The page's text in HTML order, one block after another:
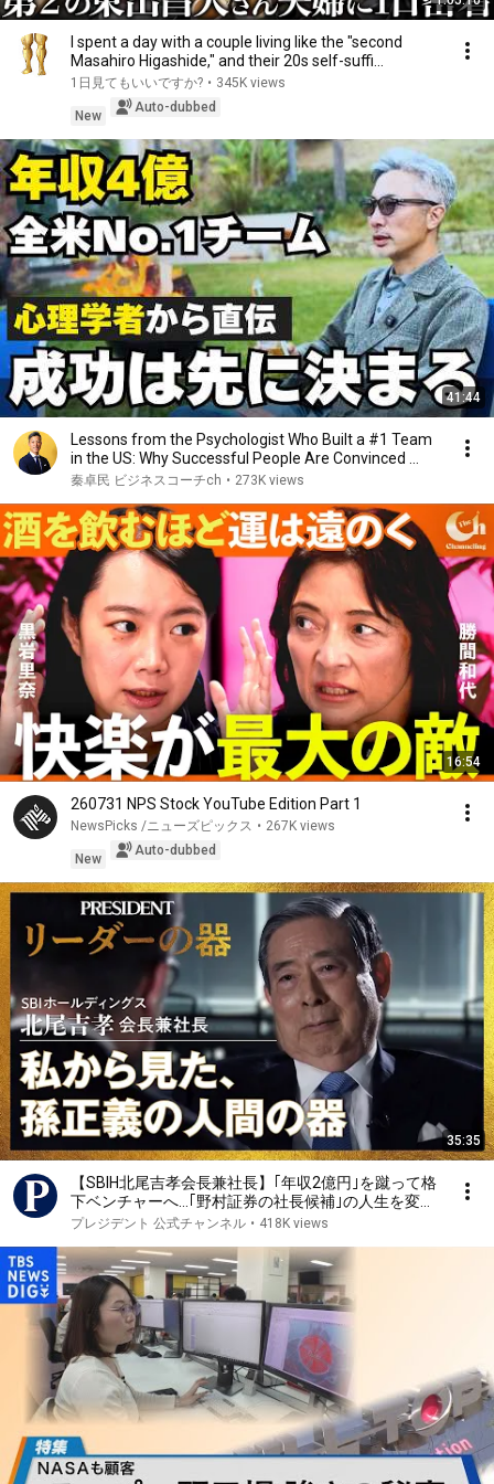
I spent a day with a couple living like the "second
Masahiro Higashide," and their 20s self-suffi...
1日見てもいいですか? • 345K views
New
Auto-dubbed
41:44
Lessons from the Psychologist Who Built a #1 Team
in the US: Why Successful People Are Convinced ...
秦卓民 ビジネスコーチch • 273K views
16:54
260731 NPS Stock YouTube Edition Part 1
NewsPicks /ニューズピックス • 267K views
New
Auto-dubbed
35:35
【SBIH北尾吉孝会長兼社長】｢年収2億円｣を蹴って格
下ベンチャーへ…｢野村証券の社長候補｣の人生を変え
た孫正義の異常すぎる一言【リーダーの器】
プレジデント 公式チャンネル • 418K views